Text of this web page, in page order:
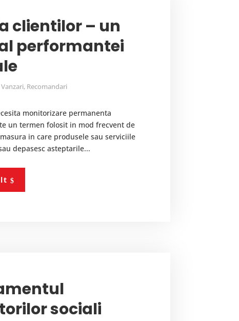
clientilor – un
performantei
Vanzari, Recomandari
monitorizare permanenta
un termen folosit in mod frecvent de
in care produsele sau serviciile
depasesc asteptarile...
sociali